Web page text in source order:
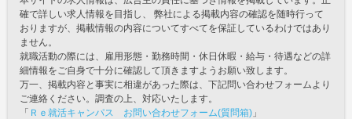
確で詳しい求人情報を目指し、 弊社による掲載内容の確認を随時行って
おりますが、掲載情報の内容についてすべてを保証しているわけではあり
ません。
就職活動の際には、雇用形態・勤務時間・休日休暇・給与・待遇などの詳
細情報をご自身で十分に確認して頂きますようお願い致します。
万一、掲載内容と事実に相違があった際は、下記問い合わせフォームより
ご連絡ください。調査の上、対応いたします。
「 Ｒｅ就活キャンパス お問い合わせフォーム(質問箱) 」